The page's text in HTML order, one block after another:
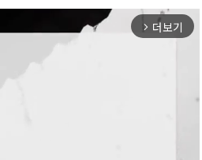
arrow_forward_ios 더보기